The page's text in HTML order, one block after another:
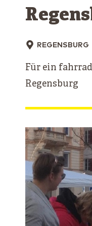
REGENSBURG
Für ein
Regensburg